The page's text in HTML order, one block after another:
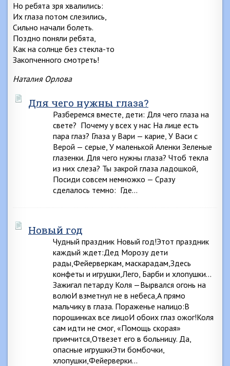
Но ребята зря хвалились:
Их глаза потом слезились,
Сильно начали болеть.
Поздно поняли ребята,
Как на солнце без стекла-то
Закопченного смотреть!
Наталия Орлова
Для чего нужны глаза?
Разберемся вместе, дети: Для чего глаза на
свете? Почему у всех у нас На лице есть
пара глаз? Глаза у Вари — карие, У Васи с
Верой — серые, У маленькой Аленки Зеленые
глазенки. Для чего нужны глаза? Чтоб текла
из них слеза? Ты закрой глаза ладошкой,
Посиди совсем немножко — Сразу
сделалось темно: Где…
Новый год
Чудный праздник Новый год!Этот праздник
каждый ждет:Дед Морозу дети
рады,Фейерверкам, маскарадам,Здесь
конфеты и игрушки,Лего, Барби и хлопушки…
Зажигал петарду Коля —Вырвался огонь на
волюИ взметнул не в небеса,А прямо
мальчику в глаза. Пораженье налицо:В
порошинках все лицоИ обоих глаз ожог!Коля
сам идти не смог, «Помощь скорая»
примчится,Отвезет его в больницу. Да,
опасные игрушкиЭти бомбочки,
хлопушки,Фейерверки…